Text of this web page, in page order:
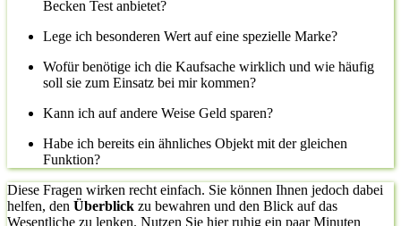
Becken Test anbietet?
Lege ich besonderen Wert auf eine spezielle Marke?
Wofür benötige ich die Kaufsache wirklich und wie häufig
soll sie zum Einsatz bei mir kommen?
Kann ich auf andere Weise Geld sparen?
Habe ich bereits ein ähnliches Objekt mit der gleichen
Funktion?
Diese Fragen wirken recht einfach. Sie können Ihnen jedoch dabei
helfen, den Überblick zu bewahren und den Blick auf das
Wesentliche zu lenken. Nutzen Sie hier ruhig ein paar Minuten